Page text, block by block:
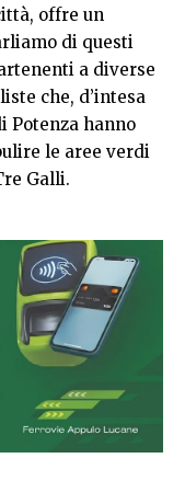
offre un
di questi
a diverse
che, d’intesa
Potenza hanno
le aree verdi
Galli.